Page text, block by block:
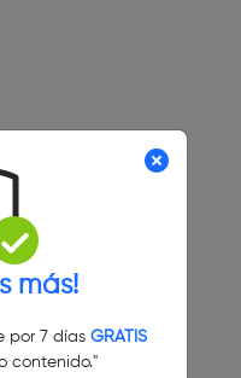
más!
por 7 días GRATIS
contenido."